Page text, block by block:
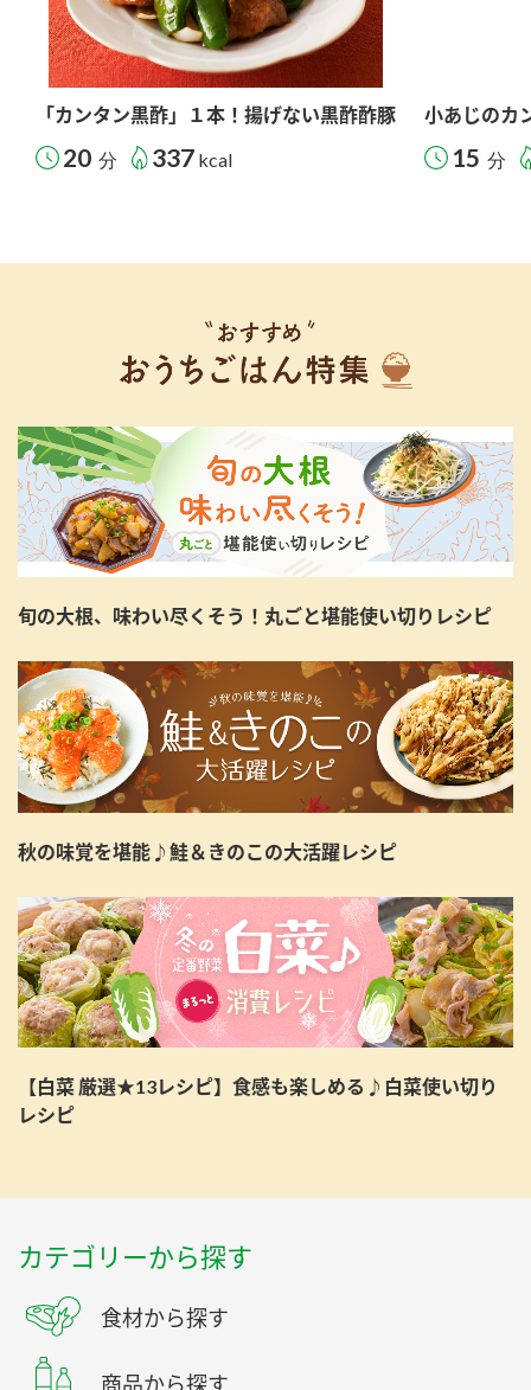
「カンタン黒酢」１本！揚げない黒酢酢豚
20 分 337 kcal
小あじのカ
15 分
旬の大根、味わい尽くそう！丸ごと堪能使い切りレシピ
秋の味覚を堪能♪鮭＆きのこの大活躍レシピ
【白菜 厳選★13レシピ】食感も楽しめる♪白菜使い切り
レシピ
カテゴリーから探す
食材から探す
商品から探す